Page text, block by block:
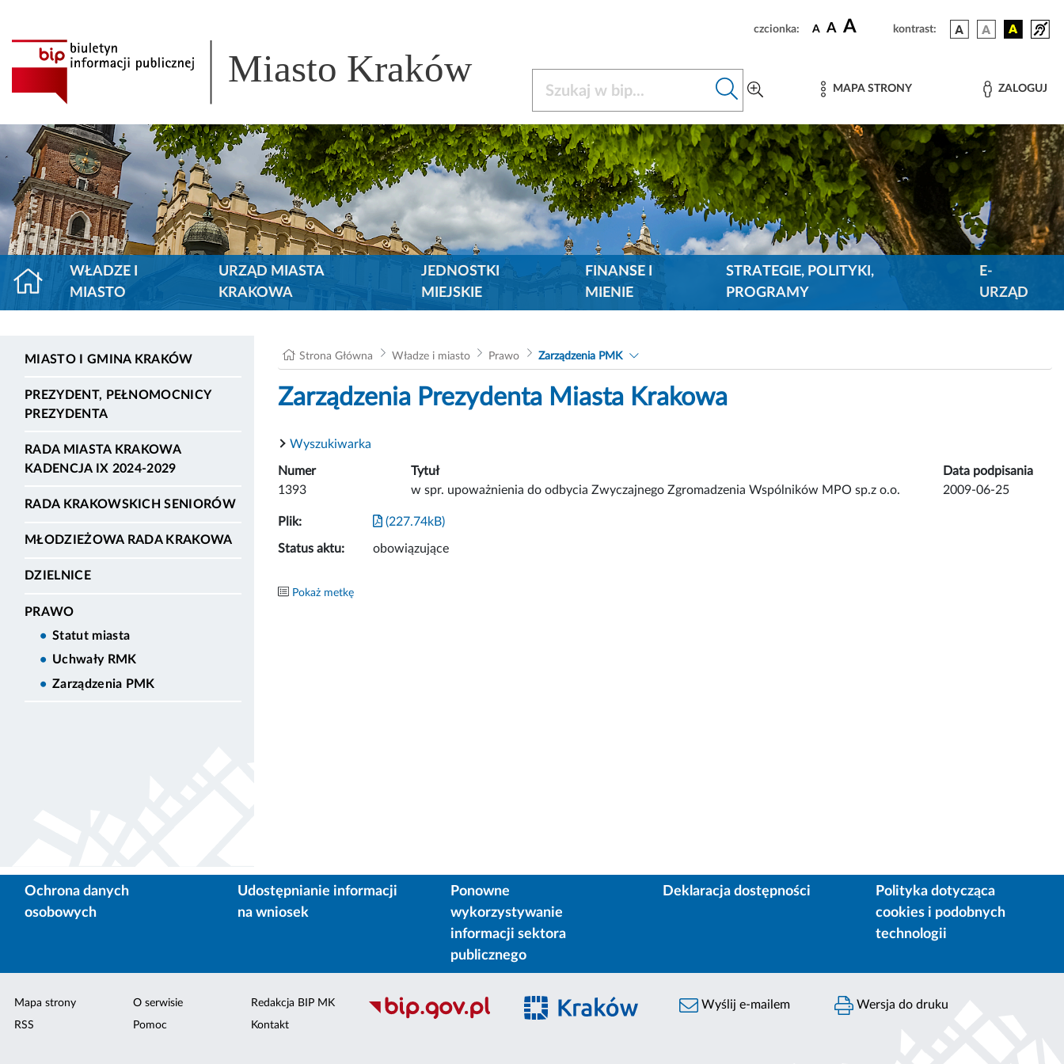
czcionka: A A A kontrast:
Miasto Kraków MAPA STRONY ZALOGUJ
WŁADZE I
MIASTO
URZĄD MIASTA
KRAKOWA
JEDNOSTKI
MIEJSKIE
FINANSE I
MIENIE
STRATEGIE, POLITYKI,
PROGRAMY
E-
URZĄD
MIASTO I GMINA KRAKÓW
PREZYDENT, PEŁNOMOCNICY
PREZYDENTA
RADA MIASTA KRAKOWA
KADENCJA IX 2024-2029
RADA KRAKOWSKICH SENIORÓW
MŁODZIEŻOWA RADA KRAKOWA
DZIELNICE
PRAWO
Statut miasta
Uchwały RMK
Zarządzenia PMK
Strona Główna Władze i miasto Prawo Zarządzenia PMK
Zarządzenia Prezydenta Miasta Krakowa
Wyszukiwarka
Numer Tytuł
Data podpisania
1393
w spr. upoważnienia do odbycia Zwyczajnego Zgromadzenia Wspólników MPO sp.z o.o. 2009-06-25
Plik: (227.74kB)
Status aktu: obowiązujące
Pokaż metkę
Ochrona danych
osobowych
Udostępnianie informacji
na wniosek
Ponowne
wykorzystywanie
informacji sektora
publicznego
Deklaracja dostępności
Polityka dotycząca
cookies i podobnych
technologii
Mapa strony
RSS
O serwisie
Pomoc
Redakcja BIP MK
Kontakt
Wyślij e-mailem Wersja do druku